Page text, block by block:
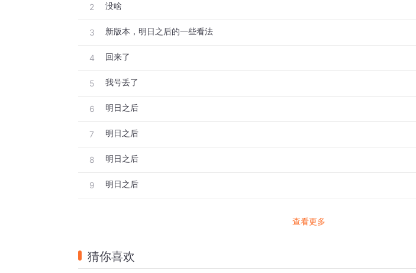
2 没啥
3 新版本，明日之后的一些看法
4 回来了
5 我号丢了
6 明日之后
7 明日之后
8 明日之后
9 明日之后
查看更多
猜你喜欢